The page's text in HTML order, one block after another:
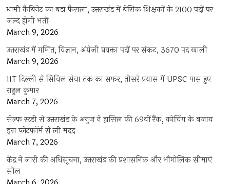
धामी कैबिनेट का बड़ा फैसला, उत्तराखंड में बेसिक शिक्षकों के 2100 पदों पर
जल्द होगी भर्ती
March 9, 2026
उत्तराखंड में गणित, विज्ञान, अंग्रेजी प्रवक्ता पदों पर संकट, 3670 पद खाली
March 9, 2026
IIT दिल्ली से सिविल सेवा तक का सफर, तीसरे प्रयास में UPSC पास हुए
राहुल कुमार
March 7, 2026
सेल्फ स्टडी से उत्तराखंड के अनुज ने हासिल की 69वीं रैंक, कोचिंग के बजाय
इस प्लेटफॉर्म से ली मदद
March 7, 2026
केंद्र ने जारी की अधिसूचना, उत्तराखंड की प्रशासनिक और भौगोलिक सीमाएं
सील